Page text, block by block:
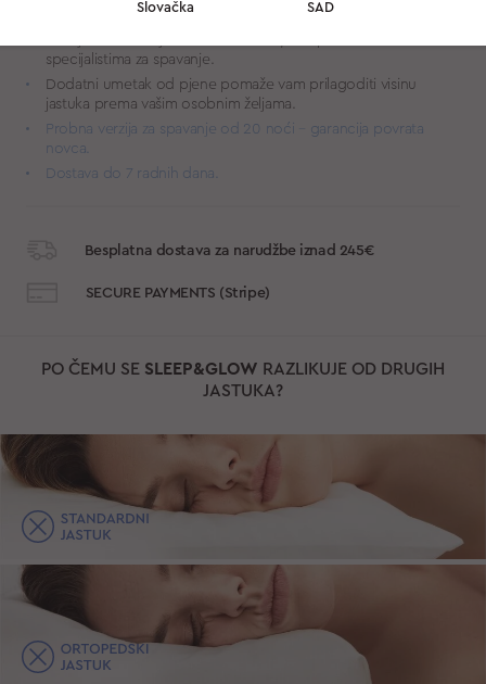
podupire vašu glavu i vrat pružajući vam najbolji san.
specijalistima za spavanje.
Dodatni umetak od pjene pomaže vam prilagoditi visinu
jastuka prema vašim osobnim željama.
Probna verzija za spavanje od 20 noći – garancija povrata
novca.
Dostava do 7 radnih dana.
Besplatna dostava za narudžbe iznad 245€
SECURE PAYMENTS (Stripe)
PO ČEMU SE SLEEP&GLOW RAZLIKUJE OD DRUGIH
JASTUKA?
Slovačka SAD